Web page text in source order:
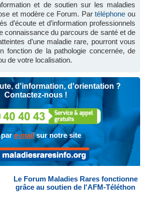
et de soutien sur les maladies
et modère ce Forum. Partéléphone ou
d’écoute et d’information professionnels
connaissance du parcours de santé et de
d’une maladie rare, pourront vous
fonction de la pathologie concernée, de
de votre localisation.
d'information, d'orientation ?
Contactez-nous !
pare-mailsur notre site
Le Forum Maladies Rares fonctionne
grâce au soutien de l'AFM-Téléthon